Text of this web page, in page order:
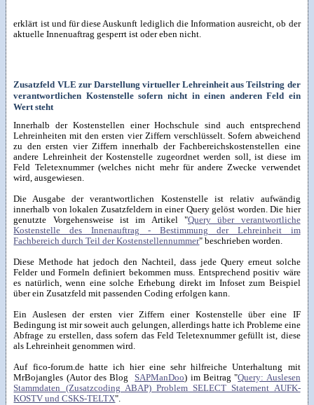
erklärt ist und für diese Auskunft lediglich die Information ausreicht, ob der
aktuelle Innenuaftrag gesperrt ist oder eben nicht.
Zusatzfeld VLE zur Darstellung virtueller Lehreinheit aus Teilstring der
verantwortlichen Kostenstelle sofern nicht in einen anderen Feld ein
Wert steht
Innerhalb der Kostenstellen einer Hochschule sind auch entsprechend
Lehreinheiten mit den ersten vier Ziffern verschlüsselt. Sofern abweichend
zu den ersten vier Ziffern innerhalb der Fachbereichskostenstellen eine
andere Lehreinheit der Kostenstelle zugeordnet werden soll, ist diese im
Feld Teletexnummer (welches nicht mehr für andere Zwecke verwendet
wird, ausgewiesen.
Die Ausgabe der verantwortlichen Kostenstelle ist relativ aufwändig
innerhalb von lokalen Zusatzfeldern in einer Query gelöst worden. Die hier
genutzte Vorgehensweise ist im Artikel "Query über verantwortliche
Kostenstelle des Innenauftrag - Bestimmung der Lehreinheit im
Fachbereich durch Teil der Kostenstellennummer" beschrieben worden.
Diese Methode hat jedoch den Nachteil, dass jede Query erneut solche
Felder und Formeln definiert bekommen muss. Entsprechend positiv wäre
es natürlich, wenn eine solche Erhebung direkt im Infoset zum Beispiel
über ein Zusatzfeld mit passenden Coding erfolgen kann.
Ein Auslesen der ersten vier Ziffern einer Kostenstelle über eine IF
Bedingung ist mir soweit auch gelungen, allerdings hatte ich Probleme eine
Abfrage zu erstellen, dass sofern das Feld Teletexnummer gefüllt ist, diese
als Lehreinheit genommen wird.
Auf fico-forum.de hatte ich hier eine sehr hilfreiche Unterhaltung mit
MrBojangles (Autor des Blog SAPManDoo) im Beitrag "Query: Auslesen
Stammdaten (Zusatzcoding ABAP) Problem SELECT Statement AUFK-
KOSTV und CSKS-TELTX".